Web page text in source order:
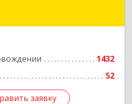
1432
52
заявку
Рязань г, Кудрявцева ул,
заявку